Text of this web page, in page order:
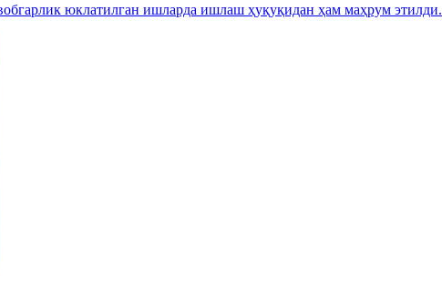
юклатилган ишларда ишлаш ҳуқуқидан ҳам маҳрум этилди.